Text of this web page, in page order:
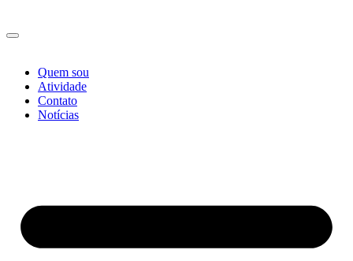
Quem sou
Atividade
Contato
Notícias